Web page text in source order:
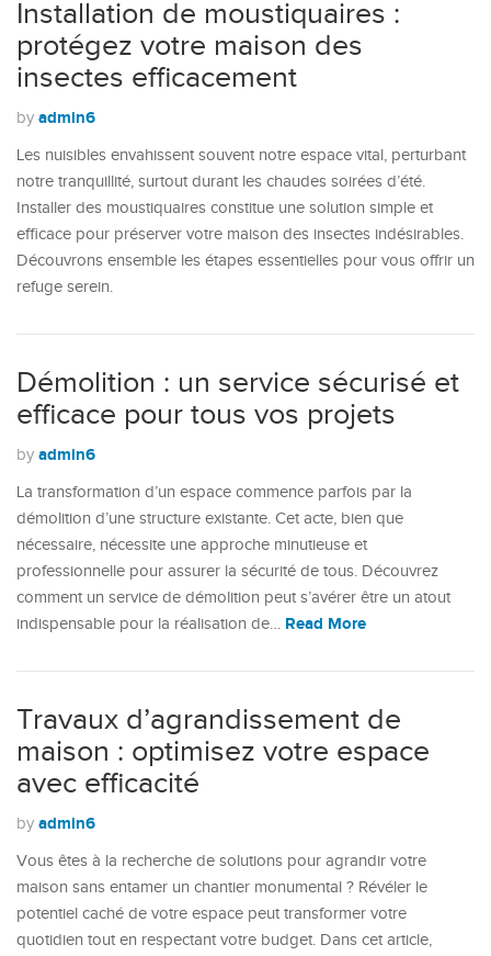
Installation de moustiquaires :
protégez votre maison des
insectes efficacement
by admin6
Les nuisibles envahissent souvent notre espace vital, perturbant
notre tranquillité, surtout durant les chaudes soirées d’été.
Installer des moustiquaires constitue une solution simple et
efficace pour préserver votre maison des insectes indésirables.
Découvrons ensemble les étapes essentielles pour vous offrir un
refuge serein.
Démolition : un service sécurisé et
efficace pour tous vos projets
by admin6
La transformation d’un espace commence parfois par la
démolition d’une structure existante. Cet acte, bien que
nécessaire, nécessite une approche minutieuse et
professionnelle pour assurer la sécurité de tous. Découvrez
comment un service de démolition peut s’avérer être un atout
indispensable pour la réalisation de… Read More
Travaux d’agrandissement de
maison : optimisez votre espace
avec efficacité
by admin6
Vous êtes à la recherche de solutions pour agrandir votre
maison sans entamer un chantier monumental ? Révéler le
potentiel caché de votre espace peut transformer votre
quotidien tout en respectant votre budget. Dans cet article,